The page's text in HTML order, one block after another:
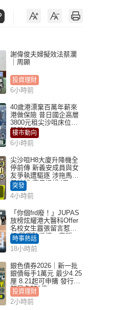
謝偉俊夫婦擬效法蔡瀾
｜周顯
投資理財
6小時前
40歲港漂棄百萬年薪來
港做保險 昔日國企高層
3800元租尖沙咀床位｜
租盤Million
樓市動向
6小時前
尖沙咀H8大廈升降機全
停前傳 新義安成員與女
友爭執遭驅逐 涉拖馬刑
毀被捕 警另通緝4男
突發
4小時前
「你個frd廢！」JUPAS
放榜炫耀港大醫科Offer
名校女生囂張留言惹眾
怒 醫學院澄清：宣稱
「40.5分獲錄取」不符事
實｜Juicy叮
時事熱話
18小時前
銀色債券2026｜新一批
銀債每手1萬元 最少4.25
厘 8.21起可申購 發行金
額最多550億
投資理財
2小時前